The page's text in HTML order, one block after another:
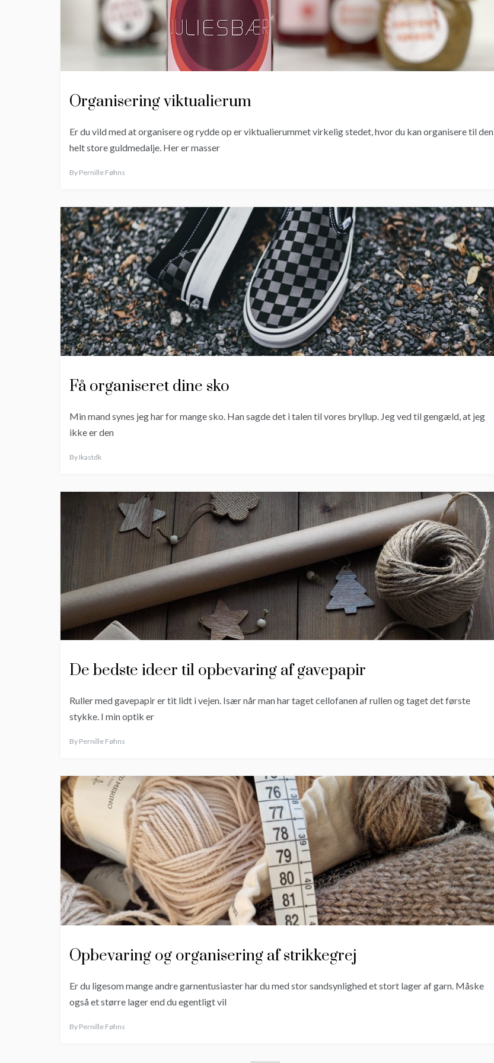
Organisering viktualierum
Er du vild med at organisere og rydde op er viktualierummet virkelig stedet, hvor du kan organisere til den
helt store guldmedalje. Her er masser
By Pernille Føhns
Få organiseret dine sko
Min mand synes jeg har for mange sko. Han sagde det i talen til vores bryllup. Jeg ved til gengæld, at jeg
ikke er den
By Ikastdk
De bedste ideer til opbevaring af gavepapir
Ruller med gavepapir er tit lidt i vejen. Især når man har taget cellofanen af rullen og taget det første
stykke. I min optik er
By Pernille Føhns
Opbevaring og organisering af strikkegrej
Er du ligesom mange andre garnentusiaster har du med stor sandsynlighed et stort lager af garn. Måske
også et større lager end du egentligt vil
By Pernille Føhns